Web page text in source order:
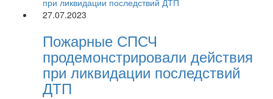
27.07.2023
Пожарные СПСЧ
продемонстрировали действия
при ликвидации последствий
ДТП